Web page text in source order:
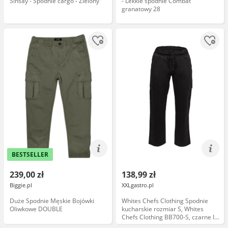
granatowy 28
BESTSELLER
239,00 zł
Biggie.pl
Duże Spodnie Męskie Bojówki
Oliwkowe DOUBLE
138,99 zł
XXLgastro.pl
Whites Chefs Clothing Spodnie
kucharskie rozmiar S, Whites
Chefs Clothing BB700-S, czarne I
Whites Chefs Clothing